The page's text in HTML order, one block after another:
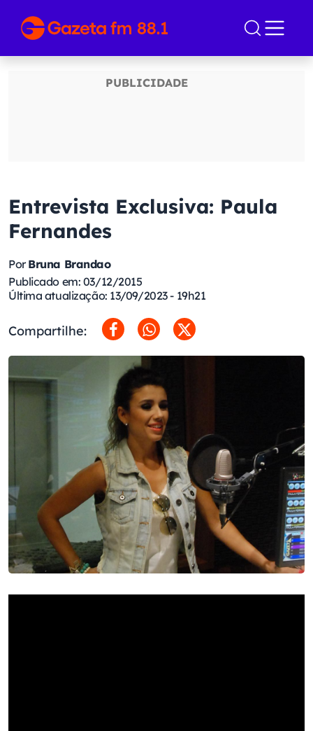
Entrevista Exclusiva: Paula
Fernandes
PorBruna Brandao
Publicado em: 03/12/2015
Última atualização: 13/09/2023 - 19h21
Compartilhe: